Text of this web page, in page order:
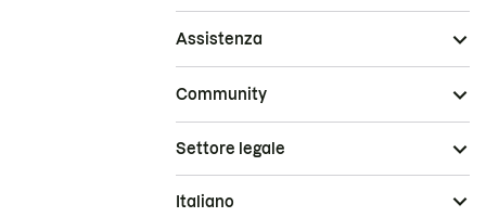
Assistenza
Community
Settore legale
Italiano